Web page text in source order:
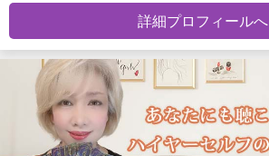
詳細プロフィールへ